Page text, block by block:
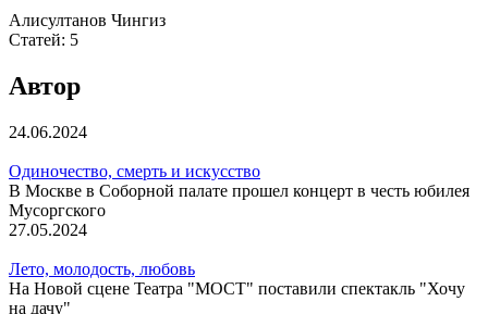
Алисултанов Чингиз
Статей: 5
Автор
24.06.2024
Одиночество, смерть и искусство
В Москве в Соборной палате прошел концерт в честь юбилея
Мусоргского
27.05.2024
Лето, молодость, любовь
На Новой сцене Театра "МОСТ" поставили спектакль "Хочу
на дачу"